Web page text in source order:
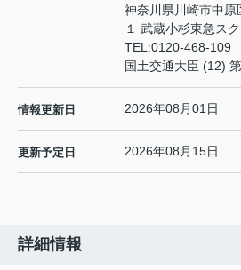
神奈川県川崎市中原
１ 武蔵小杉東急ス
TEL:0120-468-109
国土交通大臣 (12)
情報更新日 2026年08月01日
更新予定日 2026年08月15日
詳細情報